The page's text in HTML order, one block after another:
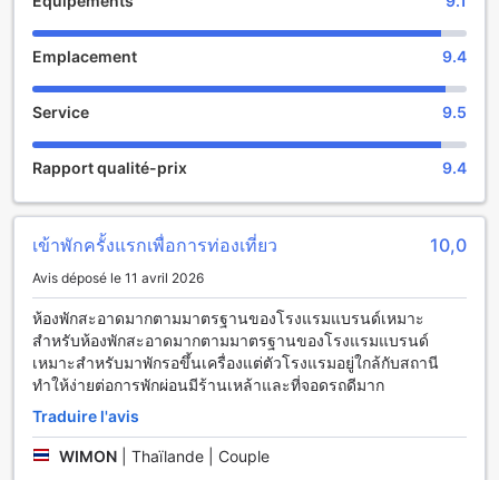
Au HOP INN Nan, le confort de nos hôtes est une priorité.
Pour répondre à vos besoins de connectivité, l'hôtel
propose un accès Wi-Fi gratuit dans toutes les chambres,
de planifier vos aventures en Thaïlande sans interruption.
De plus, des zones publiques sont également équipées
d'une connexion Wi-Fi, vous offrant la flexibilité de naviguer
l'hôtel.
Pour garantir une expérience agréable et sans souci, HOP
INN Nan offre un service de ménage quotidien. Ce service
assure que votre chambre reste propre et accueillante tout
au long de votre séjour, vous permettant de vous
concentrer sur la découverte de la beauté de Nan. Que
vous soyez en voyage d'affaires ou en vacances, ces
pour un séjour relaxant et productif.
Facilités de Transport au HOP INN Nan
Emplacement 9.4
Service 9.5
Rapport qualité-prix 9.4
เข้าพักครั้งแรกเพื่อการท่องเที่ยว 10,0
Avis déposé le 11 avril 2026
ห้องพักสะอาดมากตามมาตรฐานของโรงแรมแบรนด์เหมาะ
สำหรับห้องพักสะอาดมากตามมาตรฐานของโรงแรมแบรนด์
เหมาะสำหรับมาพักรอขึ้นเครื่องแต่ตัวโรงแรมอยู่ใกล้กับสถานี
ทำให้ง่ายต่อการพักผ่อนมีร้านเหล้าและที่จอดรถดีมาก
Traduire l'avis
WIMON Thaïlande | Couple